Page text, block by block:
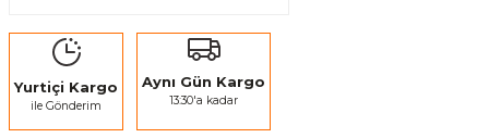
Yurtiçi Kargo
ile Gönderim
Aynı Gün Kargo
13:30'a kadar